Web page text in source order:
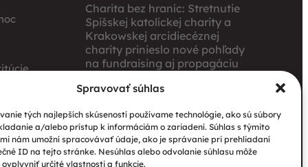
Spravovať súhlas
tých najlepších skúseností používame technológie, ako sú súbory
a/alebo prístup k informáciám o zariadení. Súhlas s týmito
nám umožní spracovávať údaje, ako je správanie pri prehliadaní
ID na tejto stránke. Nesúhlas alebo odvolanie súhlasu môže
určité vlastnosti a funkcie.
Charita bez hraníc: Stretnutie
Spišskej katolíckej charity a
Krakowskej arcidiecéznej
charity prinieslo nové pohľady
na fundraising aj propagáciu
Nové petangové ihrisko
prináša seniorom radosť,
pohyb a komunitu
Národný projekt „Integrácia
štátnych príslušníkov tretích
krajín vrátane migrantov“